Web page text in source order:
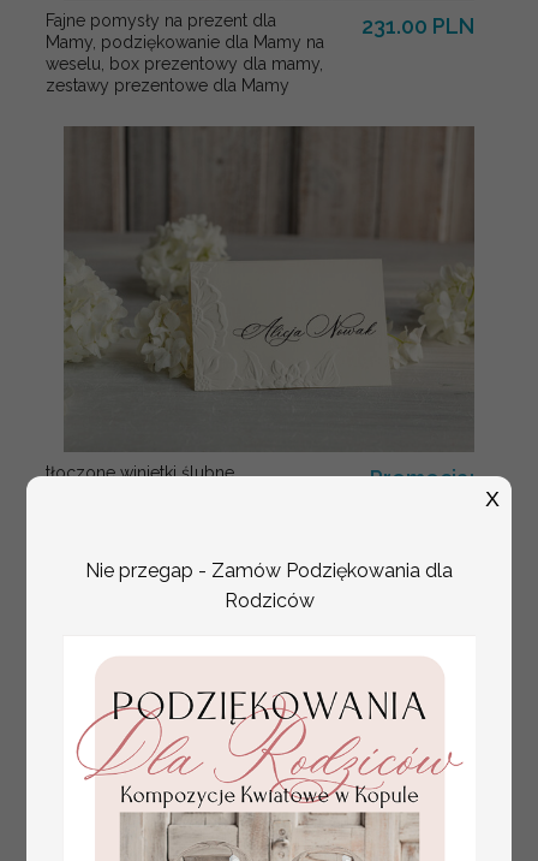
Fajne pomysły na prezent dla
Mamy, podziękowanie dla Mamy na
weselu, box prezentowy dla mamy,
zestawy prezentowe dla Mamy
231.00 PLN
tłoczone winietki ślubne,
tłoczone kwiaty na
winietkach ślubnych
Promocja:
Nie przegap - Zamów Podziękowania dla
Rodziców
X